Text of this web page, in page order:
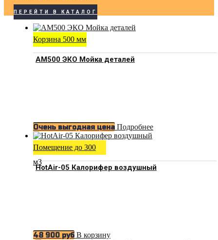
ПЕРЕЙТИ В КАТАЛОГ
Корзина 500 мм
АМ500 ЭКО Мойка деталей
Очень выгодная цена Подробнее
Помещение до 300
м3
HotAir-05 Калорифер воздушный
48 900 руб В корзину